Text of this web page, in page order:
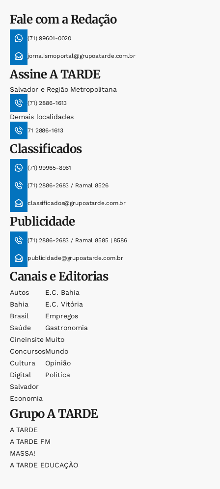
Fale com a Redação
(71) 99601-0020
jornalismoportal@grupoatarde.com.br
AssineA TARDE
Salvador e Região Metropolitana
(71) 2886-1613
Demais localidades
71 2886-1613
Classificados
(71) 99965-8961
(71) 2886-2683 / Ramal 8526
classificados@grupoatarde.com.br
Publicidade
(71) 2886-2683 / Ramal 8585 | 8586
publicidade@grupoatarde.com.br
Canais e Editorias
Autos
Bahia
Brasil
Saúde
Cineinsite
Concursos
Cultura
Digital
Salvador
Economia
E.c. Bahia
E.c. Vitória
Empregos
Gastronomia
Muito
Mundo
Opinião
Política
GrupoA TARDE
A TARDE
A TARDE FM
MASSA!
A TARDE EDUCAÇÃO